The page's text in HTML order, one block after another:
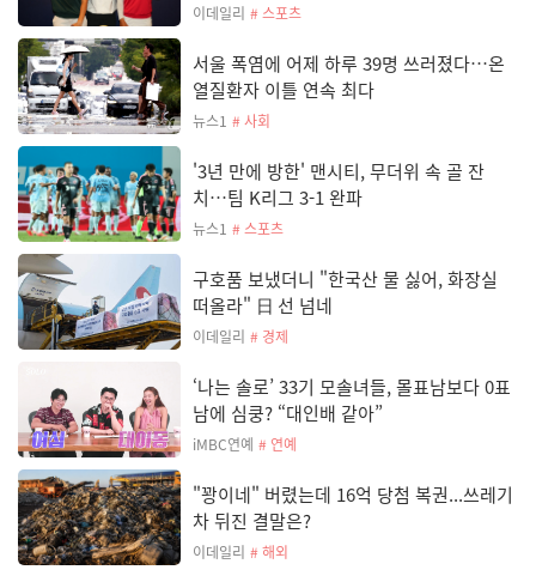
이데일리 # 스포츠
서울 폭염에 어제 하루 39명 쓰러졌다…온
열질환자 이틀 연속 최다
뉴스1 # 사회
'3년 만에 방한' 맨시티, 무더위 속 골 잔
치…팀 K리그 3-1 완파
뉴스1 # 스포츠
구호품 보냈더니 "한국산 물 싫어, 화장실
떠올라" 日 선 넘네
이데일리 # 경제
‘나는 솔로’ 33기 모솔녀들, 몰표남보다 0표
남에 심쿵? “대인배 같아”
iMBC연예 # 연예
"꽝이네" 버렸는데 16억 당첨 복권...쓰레기
차 뒤진 결말은?
이데일리 # 해외